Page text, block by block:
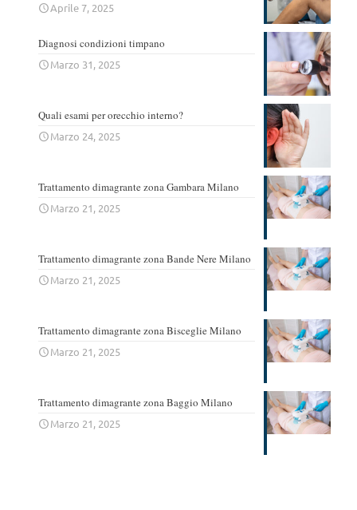
Aprile 7, 2025
Diagnosi condizioni timpano
Marzo 31, 2025
Quali esami per orecchio interno?
Marzo 24, 2025
Trattamento dimagrante zona Gambara Milano
Marzo 21, 2025
Trattamento dimagrante zona Bande Nere Milano
Marzo 21, 2025
Trattamento dimagrante zona Bisceglie Milano
Marzo 21, 2025
Trattamento dimagrante zona Baggio Milano
Marzo 21, 2025